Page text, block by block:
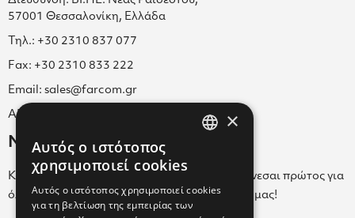
57001 Θεσσαλονίκη, Ελλάδα
Τηλ.: +30 2310 837 077
Fax: +30 2310 833 222
Email: sales@farcom.gr
ΑΡ.Γ.Ε.ΜΗ. 038365205000
Newsletter
Κάνε εγγραφή στο Newsletter για να ενημερώνεσαι πρώτος για
όλα τα νέα μας και τα ολοκαίνουρια προϊόντα μας!
×
Αυτός ο ιστότοπος
χρησιμοποιεί cookies
Αυτός ο ιστότοπος χρησιμοποιεί cookies
για τη βελτίωση της εμπειρίας των